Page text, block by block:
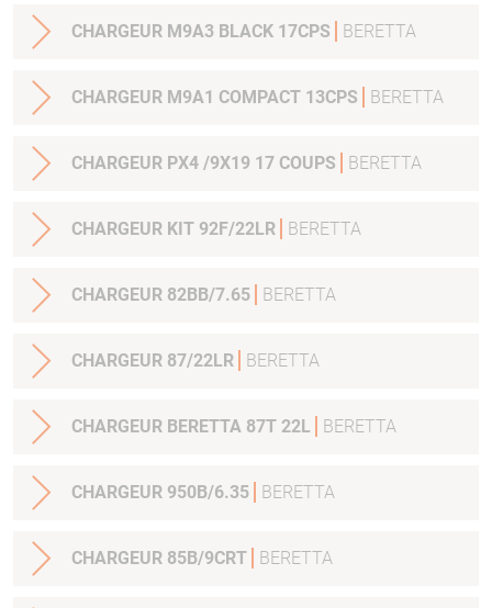
CHARGEUR M9A3 BLACK 17CPS BERETTA
CHARGEUR M9A1 COMPACT 13CPS BERETTA
CHARGEUR PX4 /9X19 17 COUPS BERETTA
CHARGEUR KIT 92F/22LR BERETTA
CHARGEUR 82BB/7.65 BERETTA
CHARGEUR 87/22LR BERETTA
CHARGEUR BERETTA 87T 22L BERETTA
CHARGEUR 950B/6.35 BERETTA
CHARGEUR 85B/9CRT BERETTA